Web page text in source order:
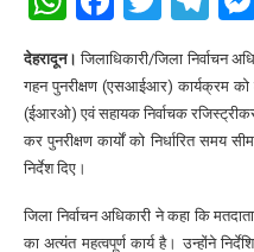
देहरादून। जिलाधिकारी/जिला निर्वाचन
गहन पुनरीक्षण (एसआईआर) कार्यक्रम को
(ईआरओ) एवं सहायक निर्वाचक
कर पुनरीक्षण कार्यों को निर्धारित समय
निर्देश दिए।
जिला निर्वाचन अधिकारी ने कहा कि
का अत्यंत महत्वपूर्ण कार्य है। उन्होंने